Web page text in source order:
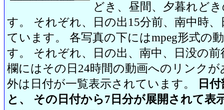
どき、昼間、夕暮れど
す。 それぞれ、日の出15分前、南中時
ています。 各写真の下にはmpeg形式の
す。 それぞれ、日の出、南中、日没の
欄にはその日24時間の動画へのリンク
外は日付が一覧表示されています。
日
と、 その日付から7日分が展開されて表